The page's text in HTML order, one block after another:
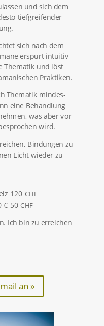
und sich dem
tiefgrei­fender
sich nach dem
erspürt intuitiv
Thematik und löst
Praktiken.
Thematik mindes­
eine Behand­lung
was aber vor
wird.
Bindungen zu
Licht wieder zu
120 CHF
€ 50CHF
Ich bin zu errei­chen
an »